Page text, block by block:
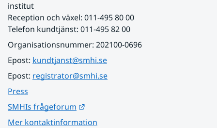
institut
Reception och växel: 011-495 80 00
Telefon kundtjänst: 011-495 82 00
Organisationsnummer: 202100-0696
Epost: kundtjanst@smhi.se
Epost: registrator@smhi.se
Press
SMHIs frågeforum
Mer kontaktinformation